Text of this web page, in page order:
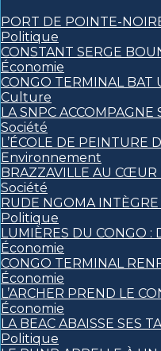
PORT DE POINTE-
Politique
CONSTANT SERGE
Économie
CONGO TERMINAL BAT
Culture
LA SNPC
Société
L’ÉCOLE DE PEINTURE
Environnement
BRAZZAVILLE AU CŒUR
Société
RUDE NGOMA
Politique
LUMIÈRES DU CONGO :
Économie
CONGO TERMINAL
Économie
L’ARCHER PREND LE
Économie
LA BEAC ABAISSE SES
Politique